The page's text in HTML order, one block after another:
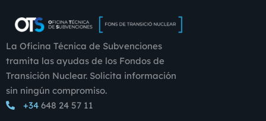
La Oficina Técnica de Subvenciones
tramita las ayudas de los Fondos de
Transición Nuclear. Solicita información
sin ningún compromiso.
+34648 24 57 11